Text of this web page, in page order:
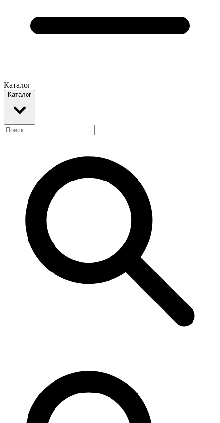
Каталог
Каталог